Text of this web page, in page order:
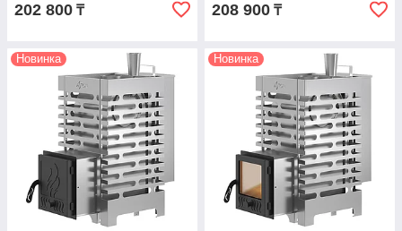
202 800 ₸ 208 900 ₸
Новинка Новинка